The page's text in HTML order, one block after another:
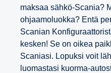
maksaa sähkö-Scania?
ohjaamoluokka? Entä
Scanian
kesken! Se on oikea
Scaniasi. Lopuksi voit
luomastasi kuorma-